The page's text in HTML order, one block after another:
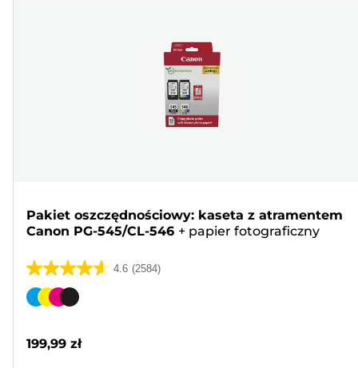
Pakiet oszczędnościowy: kaseta z atramentem
Canon PG-545/CL-546 + papier fotograficzny
4.6 (2584)
4.6
na
2584
Wkład
199,99 zł